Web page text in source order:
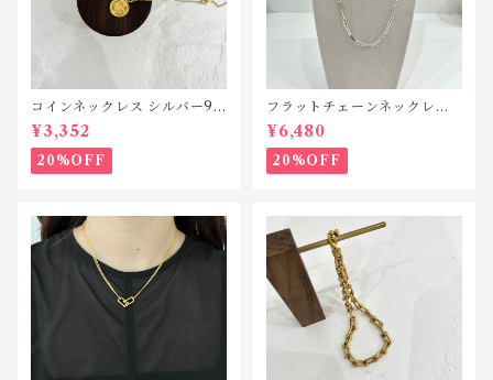
コインネックレス シルバー92
5 N044
¥3,352
20%OFF
フラットチェーンネックレス
シルバー925 N042
¥6,480
20%OFF